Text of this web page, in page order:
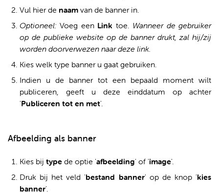
Vul hier de naam van de banner in.
Optioneel:Voeg een Link toe. Wanneer de gebruiker
op de publieke website op de banner drukt, zal hij/zij
worden doorverwezen naar deze link.
Kies welk type banner u gaat gebruiken.
Indien u de banner tot een bepaald moment wilt
publiceren, geeft u deze einddatum op achter
'Publiceren tot en met'.
Afbeelding als banner
Kies bij type de optie 'afbeelding' of 'image'.
Druk bij het veld 'bestand banner' op de knop 'kies
banner'.